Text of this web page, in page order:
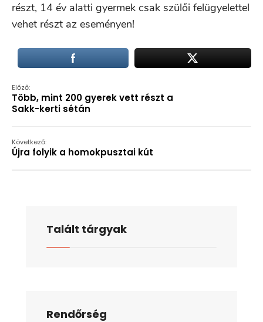
részt, 14 év alatti gyermek csak szülői felügyelettel
vehet részt az eseményen!
Előző:
Több, mint 200 gyerek vett részt a
Sakk-kerti sétán
Következő:
Újra folyik a homokpusztai kút
Talált tárgyak
Rendőrség